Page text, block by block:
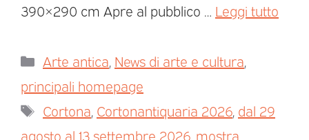
390×290 cm Apre al pubblico … Leggi tutto
Arte antica News di arte e cultura
principali homepage
Cortona Cortonantiquaria 2026 dal 29
agosto al 13 settembre 2026 mostra